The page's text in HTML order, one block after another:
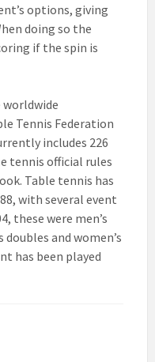
options, giving
doing so the
if the spin is
worldwide
Tennis Federation
includes 226
tennis official rules
Table tennis has
with several event
these were men’s
doubles and women’s
has been played